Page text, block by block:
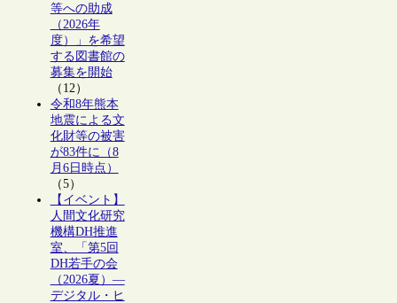
等への助成
（2026年
度）」を希望
する図書館の
募集を開始
（12）
令和8年熊本
地震による文
化財等の被害
が83件に（8
月6日時点）
（5）
【イベント】
人間文化研究
機構DH推進
室、「第5回
DH若手の会
（2026夏）―
デジタル・ヒ